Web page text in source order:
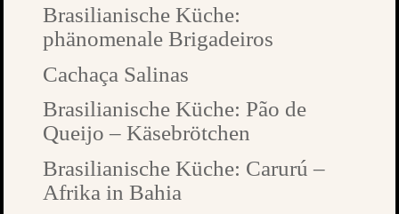
Brasilianische Küche:
phänomenale Brigadeiros
Cachaça Salinas
Brasilianische Küche: Pão de
Queijo – Käsebrötchen
Brasilianische Küche: Carurú –
Afrika in Bahia